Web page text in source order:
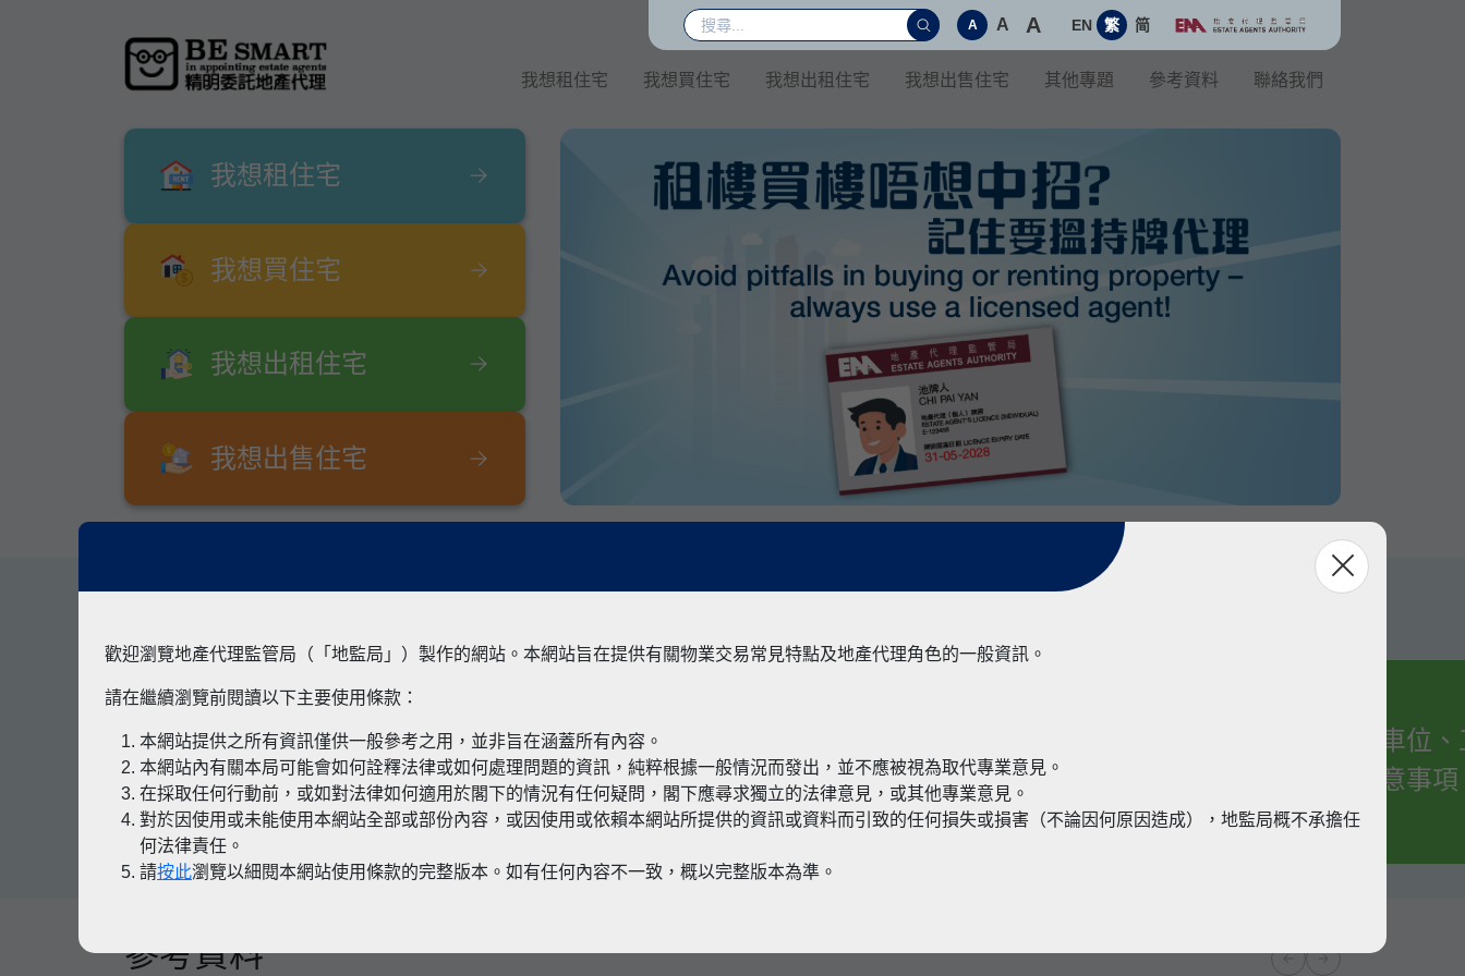
A A A EN 繁 简
我想租住宅 我想買住宅 我想出租住宅 我想出售住宅 其他專題 參考資料 聯絡我們
我想租住宅
我想買住宅
我想出租住宅
我想出售住宅
有關凶宅 有關境外物業
有關車位
的注意事項
參考資料
歡迎瀏覽地產代理監管局（「地監局」）製作的網站。本網站旨在提供有關物業交易常見特點及地產代理角色的一般資訊。
請在繼續瀏覽前閱讀以下主要使用條款：
本網站提供之所有資訊僅供一般參考之用，並非旨在涵蓋所有內容。
本網站內有關本局可能會如何詮釋法律或如何處理問題的資訊，純粹根據一般情況而發出，並不應被視為取代專業意見。
在採取任何行動前，或如對法律如何適用於閣下的情況有任何疑問，閣下應尋求獨立的法律意見，或其他專業意見。
對於因使用或未能使用本網站全部或部份內容，或因使用或依賴本網站所提供的資訊或資料而引致的任何損失或損害（不論因何原因造成），地監局概不承擔任
何法律責任。
請按此瀏覽以細閱本網站使用條款的完整版本。如有任何內容不一致，概以完整版本為準。